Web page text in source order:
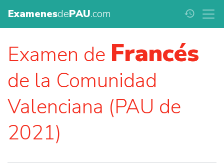
ExamenesdePAU.com history
Examen de Francés
de la Comunidad
Valenciana (PAU de
2021)